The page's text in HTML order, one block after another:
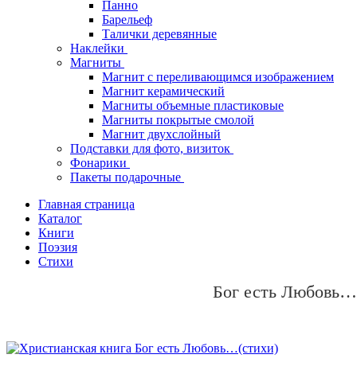
Панно
Барельеф
Талички деревянные
Наклейки
Магниты
Магнит с переливающимся изображением
Магнит керамический
Магниты объемные пластиковые
Магниты покрытые смолой
Магнит двухслойный
Подставки для фото, визиток
Фонарики
Пакеты подарочные
Главная страница
Каталог
Книги
Поэзия
Стихи
Бог есть